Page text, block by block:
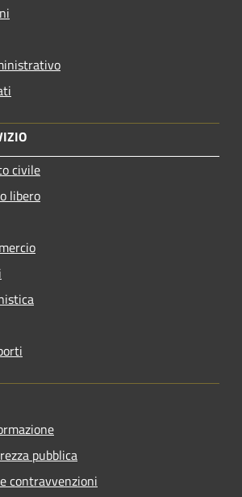
civile
libero
pubblica
contravvenzioni